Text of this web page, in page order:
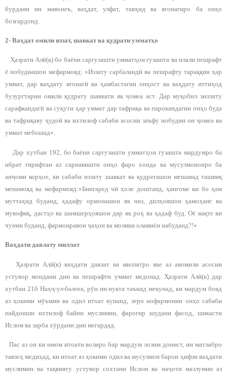
бурдани ин мавонеъ, ваҳдат, улфат, тавҳид ва ягонагиро ба онҳо
бозгардонд.
2- Ваҳдат омили иззат, шавкат ва қудрати умматҳо
Ҳазрати Алӣ(к) бо баёни саргузашти умматҳои гузашта ва илали пешрафт
ё нобудиашон мефармояд: »Иззату сарбаландӣ ва пешрафту тараққии ҳар
уммат, дар ваҳдату ягонагӣ ва ҳамбастагии онҳост ва ваҳдату иттиҳод
бузургтарин омили қудрату шавкати як ҷомеа аст. Дар муқобил зиллату
сарафкандагӣ ва суқути ҳар уммат дар тафриқа ва парокандагии онҳо буда
ва тафриқаву ҷудоӣ ва ихтилоф сабаби асосии заъфу нобудии он ҷомеа ва
уммат мебошад«.
Дар хутбаи 192, бо баёни саргузашти умматҳои гузашта мардумро ба
ибрат гирифтан аз сарнавишти онҳо фаро хонда ва мусулмононро ба
анҷоми корҳое, ки сабаби иззату шавкат ва қудраташон мешавад ташвиқ
менамояд ва мефармояд:»Бингаред чӣ ҳоле доштанд, ҳангоме ки бо ҳам
муттаҳид буданд, ҳадафу ормонашон як чиз, дилҳояшон ҳамоҳанг ва
мувофиқ, дастҳо ва шамшерҳояшон дар як роҳ ва ҳадаф буд. Оё вақте ки
чунин буданд, фармонравои ҷаҳон ва молики оламиён набуданд?!«
Ваҳдати давлату миллат
Ҳазрати Алӣ(к) ваҳдати давлат ва миллатро яке аз авомили асосии
устувор мондани дин ва пешрафти уммат медонад. Ҳазрати Алӣ(к) дар
хутбаи 216 Наҳҷ-ул-балоға, рӯи ин нукта таъкид мекунад, ки мардум бояд
аз ҳокими мӯъмин ва одил итоат кунанд, зеро нофармонии онҳо сабаби
пайдоиши ихтилоф байни муслимин, фарогир шудани фасод, шикасти
Ислом ва зарба хӯрдани дин мегардад.
Пас аз он ки имом итоати волиро бар мардум лозим донист, ин матлабро
тавзеҳ медиҳад, ки итоат аз ҳокими одил ва мусулмон барои ҳифзи ваҳдати
муслимин ва тақвияту устувор сохтани Ислом ва наҷоти мазлумин аз